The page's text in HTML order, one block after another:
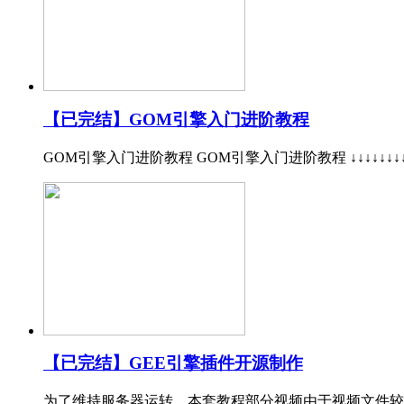
【已完结】GOM引擎入门进阶教程
GOM引擎入门进阶教程 GOM引擎入门进阶教程
【已完结】GEE引擎插件开源制作
为了维持服务器运转，本套教程部分视频由于视频文件